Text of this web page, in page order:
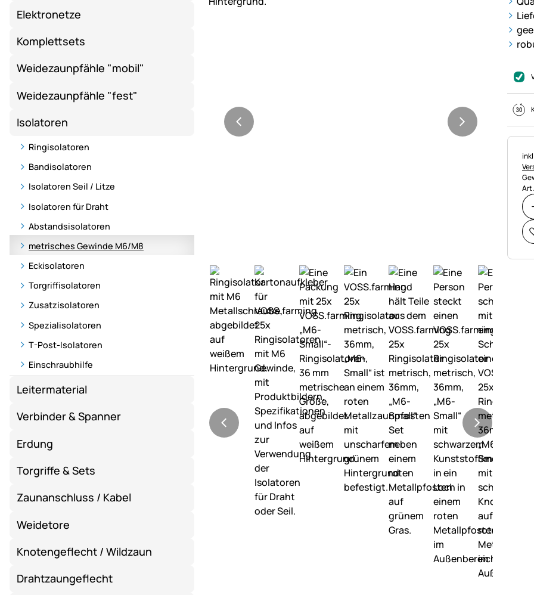
Elektronetze
Komplettsets
Weidezaunpfähle "mobil"
Weidezaunpfähle "fest"
Isolatoren
Ringisolatoren
Bandisolatoren
Isolatoren Seil / Litze
Isolatoren für Draht
Abstandsisolatoren
metrisches Gewinde M6/M8
Eckisolatoren
Torgriffisolatoren
Zusatzisolatoren
Spezialisolatoren
T-Post-Isolatoren
Einschraubhilfe
Leitermaterial
Verbinder & Spanner
Erdung
Torgriffe & Sets
Zaunanschluss / Kabel
Weidetore
Knotengeflecht / Wildzaun
Drahtzaungeflecht